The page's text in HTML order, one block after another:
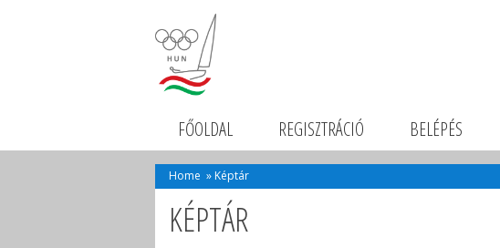
FŐOLDAL REGISZTRÁCIÓ BELÉPÉS
Home » Képtár
KÉPTÁR